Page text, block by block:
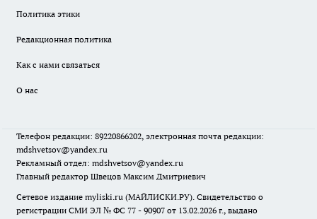
Политика этики
Редакционная политика
Как с нами связаться
О нас
Телефон редакции: 89220866202, электронная почта редакции:
mdshvetsov@yandex.ru
Рекламный отдел: mdshvetsov@yandex.ru
Главный редактор Швецов Максим Дмитриевич
Сетевое издание myliski.ru (МАЙЛИСКИ.РУ). Свидетельство о
регистрации СМИ ЭЛ № ФС 77 - 90907 от 13.02.2026 г., выдано